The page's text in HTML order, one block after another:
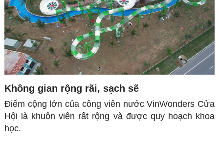
Không gian rộng rãi, sạch sẽ
Điểm cộng lớn của công viên nước VinWonders Cửa
Hội là khuôn viên rất rộng và được quy hoạch khoa
học.